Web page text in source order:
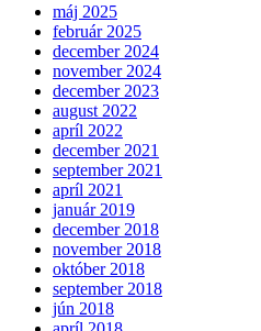
máj 2025
február 2025
december 2024
november 2024
december 2023
august 2022
apríl 2022
december 2021
september 2021
apríl 2021
január 2019
december 2018
november 2018
október 2018
september 2018
jún 2018